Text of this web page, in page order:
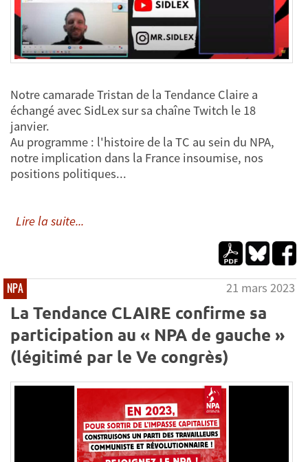
Notre camarade Tristan de la Tendance Claire a
échangé avec SidLex sur sa chaîne Twitch le 18
janvier.
Au programme : l'histoire de la TC au sein du NPA,
notre implication dans la France insoumise, nos
positions politiques...
Lire la suite...
NPA 21 mars 2023
La Tendance CLAIRE confirme sa
participation au « NPA de gauche »
(légitimé par le Ve congrès)